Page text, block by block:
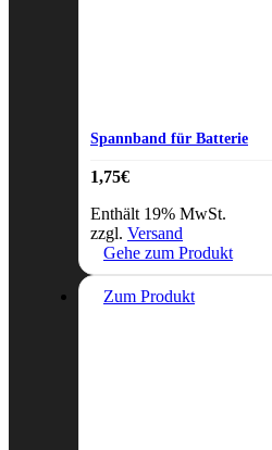
Spannband für Batterie
1,75€
Enthält 19% MwSt.
zzgl. Versand
Gehe zum Produkt
Zum Produkt